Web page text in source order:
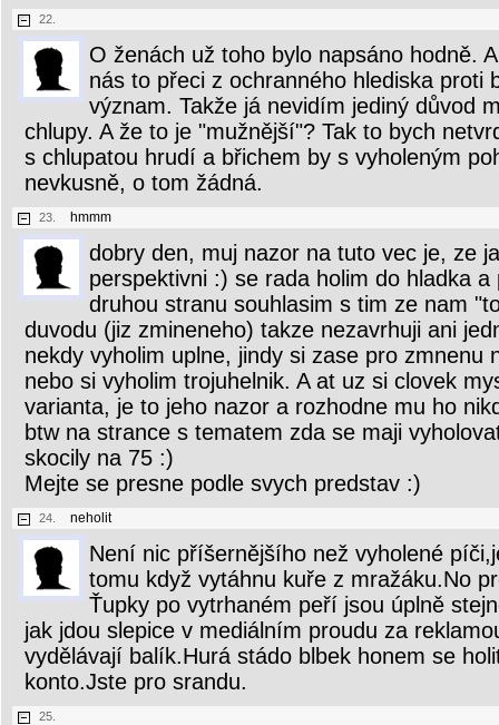
22.
O ženách už toho bylo napsáno hodně.
nás to přeci z ochranného hlediska proti
význam. Takže já nevidím jediný důvod
chlupy. A že to je "mužnější"? Tak to bych
s chlupatou hrudí a břichem by s vyholeným
nevkusně, o tom žádná.
23. hmmm
dobry den, muj nazor na tuto vec je, ze
perspektivni :) se rada holim do hladka
druhou stranu souhlasim s tim ze nam
duvodu (jiz zmineneho) takze nezavrhuji ani
nekdy vyholim uplne, jindy si zase pro zmnenu
nebo si vyholim trojuhelnik. A at uz si clovek
varianta, je to jeho nazor a rozhodne mu ho
btw na strance s tematem zda se maji
skocily na 75 :)
Mejte se presne podle svych predstav :)
24. neholit
Není nic příšernějšího než vyholené
tomu když vytáhnu kuře z mražáku.No
Ťupky po vytrhaném peří jsou úplně
jak jdou slepice v mediálním proudu za
vydělávají balík.Hurá stádo blbek honem se
konto.Jste pro srandu.
25.